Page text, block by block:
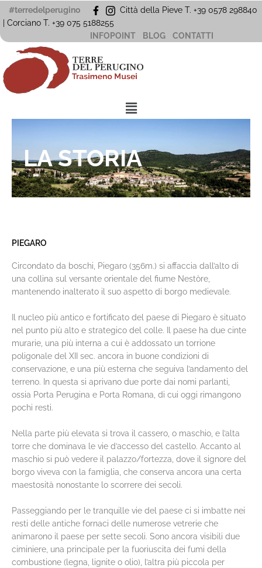
Vai
al
#terredelperugino
Città della Pieve T. +39 0578 298840
| Corciano T. +39 075 5188255
INFOPOINT
BLOG CONTATTI
Menu
LA STORIA
PIEGARO
Circondato da boschi, Piegaro (356m.) si affaccia dall’alto di
una collina sul versante orientale del fiume Nestòre,
mantenendo inalterato il suo aspetto di borgo medievale.
Il nucleo più antico e fortificato del paese di Piegaro è situato
nel punto più alto e strategico del colle. Il paese ha due cinte
murarie, una più interna a cui è addossato un torrione
poligonale del XII sec. ancora in buone condizioni di
conservazione, e una più esterna che seguiva l’andamento del
terreno. In questa si aprivano due porte dai nomi parlanti,
ossia Porta Perugina e Porta Romana, di cui oggi rimangono
pochi resti.
Nella parte più elevata si trova il cassero, o maschio, e l’alta
torre che dominava le vie d’accesso del castello. Accanto al
maschio si può vedere il palazzo/fortezza, dove il signore del
borgo viveva con la famiglia, che conserva ancora una certa
maestosità nonostante lo scorrere dei secoli.
Passeggiando per le tranquille vie del paese ci si imbatte nei
resti delle antiche fornaci delle numerose vetrerie che
animarono il paese per sette secoli. Sono ancora visibili due
ciminiere, una principale per la fuoriuscita dei fumi della
combustione (legna, lignite o olio), l’altra più piccola per